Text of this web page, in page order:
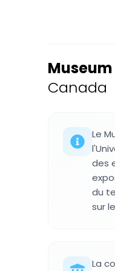
Canada
Le
des
du
sur
La